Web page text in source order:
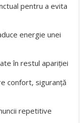
pentru a evita
energie unei
în restul apariției
confort, siguranță
repetitive